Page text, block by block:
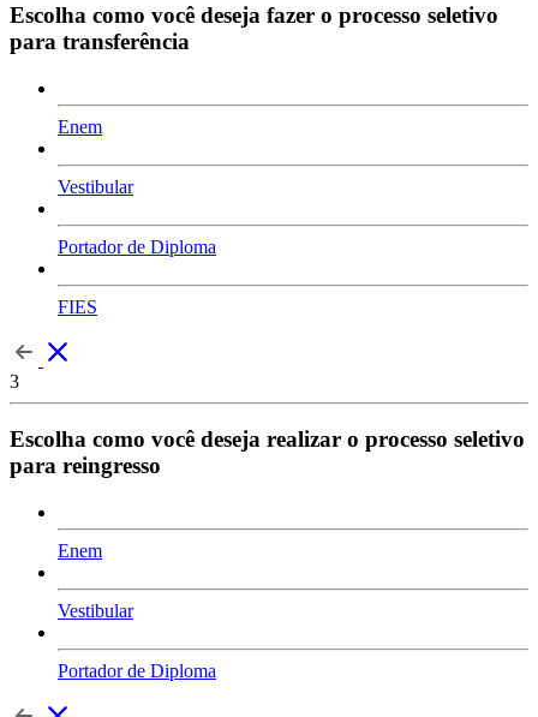
Escolha como você deseja fazer o processo seletivo
para transferência
Enem
Vestibular
Portador de Diploma
FIES
3
Escolha como você deseja realizar o processo seletivo
para reingresso
Enem
Vestibular
Portador de Diploma